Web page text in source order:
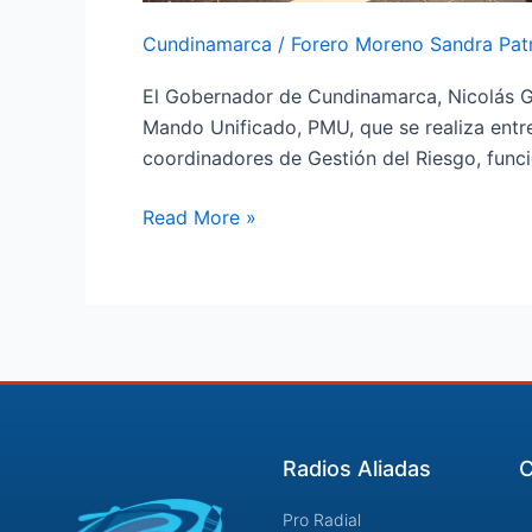
Cundinamarca / Forero Moreno Sandra
El Gobernador de Cundinamarca, Nicolás
Mando Unificado, PMU, que se realiza
coordinadores de Gestión del Riesgo,
Read More »
Radios Aliadas
Pro Radial